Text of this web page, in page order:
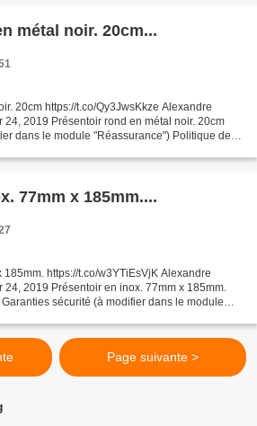
métal noir. 20cm...
20cm https://t.co/Qy3JwsKkze Alexandre
24, 2019 Présentoir rond en métal noir. 20cm
dans le module "Réassurance") Politique de
77mm x 185mm....
https://t.co/w3YTiEsVjK Alexandre
24, 2019 Présentoir en inox. 77mm x 185mm.
sécurité (à modifier dans le module
Page suivante >